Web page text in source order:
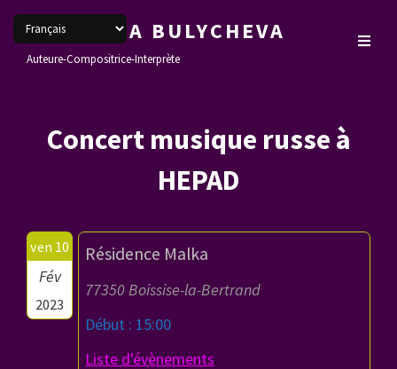
VERONIKA BULYCHEVA
Auteure-Compositrice-Interprète
Concert musique russe à
HEPAD
ven 10
Fév
2023
Résidence Malka
77350 Boissise-la-Bertrand
Début : 15:00
Liste d'évènements